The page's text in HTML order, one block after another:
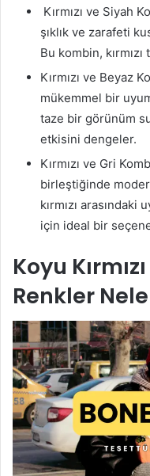
Kırmızı ve Siyah
şıklık ve zarafeti
Bu kombin,
Kırmızı ve Beyaz
mükemmel bir
taze bir görünüm
etkisini dengeler.
Kırmızı ve Gri
birleştiğinde
kırmızı arasındaki
için ideal bir
Koyu
Renkler